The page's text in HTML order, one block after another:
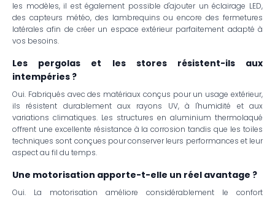
les modèles, il est également possible d'ajouter un éclairage LED,
des capteurs météo, des lambrequins ou encore des fermetures
latérales afin de créer un espace extérieur parfaitement adapté à
vos besoins.
Les pergolas et les stores résistent-ils aux
intempéries ?
Oui. Fabriqués avec des matériaux conçus pour un usage extérieur,
ils résistent durablement aux rayons UV, à l'humidité et aux
variations climatiques. Les structures en aluminium thermolaqué
offrent une excellente résistance à la corrosion tandis que les toiles
techniques sont conçues pour conserver leurs performances et leur
aspect au fil du temps.
Une motorisation apporte-t-elle un réel avantage ?
Oui. La motorisation améliore considérablement le confort